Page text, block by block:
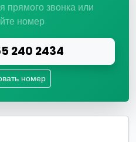
прямого звонка или
номер
240 2434
номер